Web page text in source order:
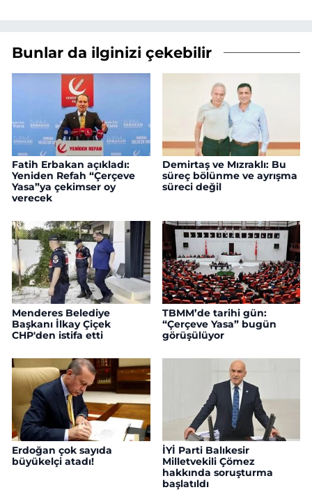
Bunlar da ilginizi çekebilir
Fatih Erbakan açıkladı:
Yeniden Refah “Çerçeve
Yasa”ya çekimser oy
verecek
Demirtaş ve Mızraklı: Bu
süreç bölünme ve ayrışma
süreci değil
Menderes Belediye
Başkanı İlkay Çiçek
CHP'den istifa etti
TBMM’de tarihi gün:
“Çerçeve Yasa” bugün
görüşülüyor
Erdoğan çok sayıda
büyükelçi atadı!
İYİ Parti Balıkesir
Milletvekili Çömez
hakkında soruşturma
başlatıldı